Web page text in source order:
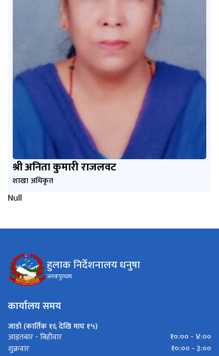
श्री अनिता कुमारी राजलवट
शाखा अधिकृत
Null
हुलाक निर्देशनालय धनुषा
जनकपुरधाम
कार्यालय समय
जाडो (कार्तिक १६ देखि माघ १५)
आइतबार - बिहीवार
१०:०० - ४:००
शुक्रवार
१०:०० - ३:००